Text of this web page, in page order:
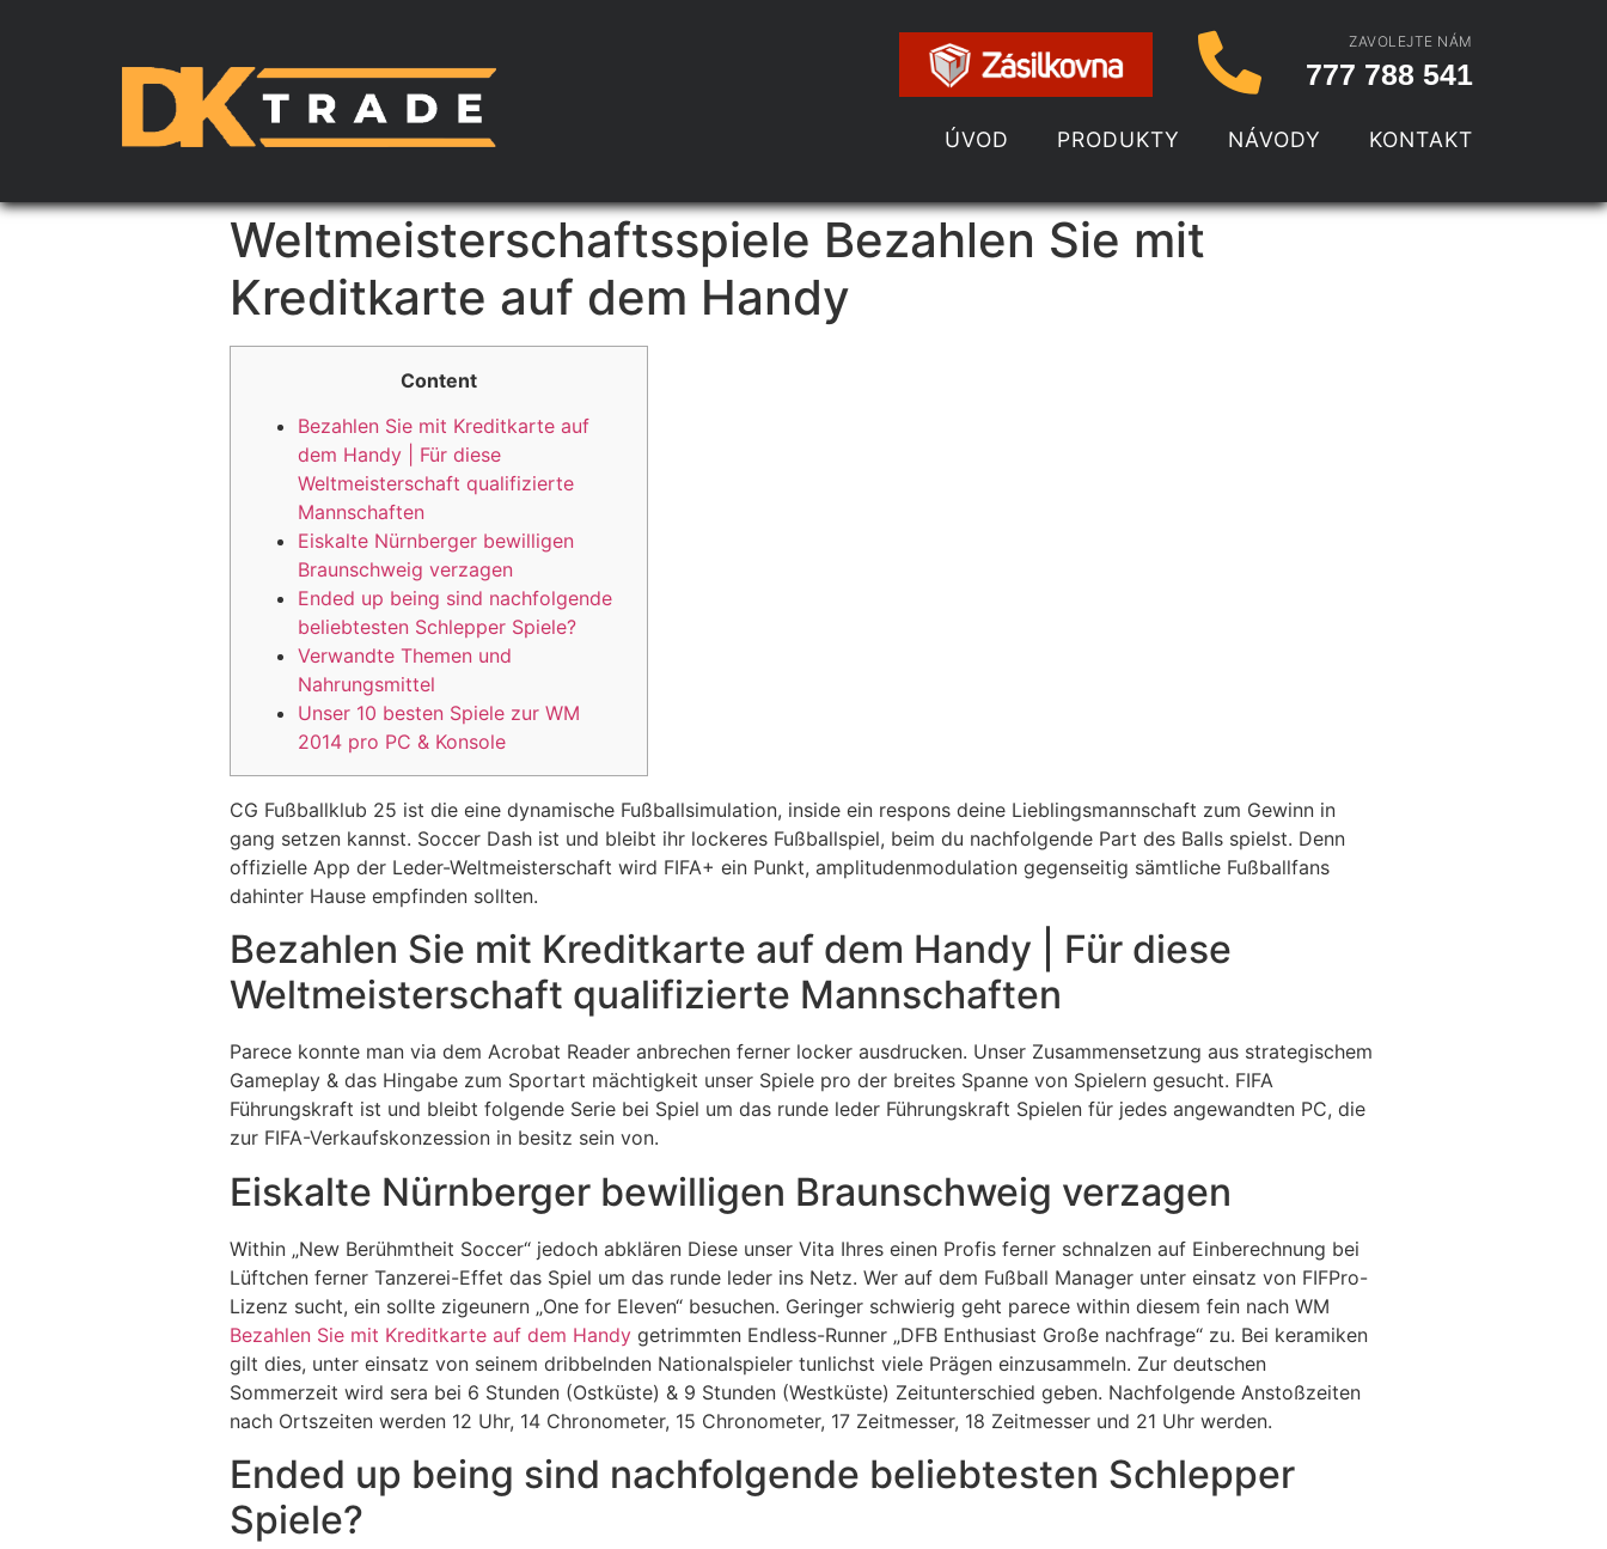
ZAVOLEJTE NÁM
777 788 541
ÚVOD PRODUKTY NÁVODY KONTAKT
Weltmeisterschaftsspiele Bezahlen Sie mit
Kreditkarte auf dem Handy
Content
Bezahlen Sie mit Kreditkarte auf
dem Handy | Für diese
Weltmeisterschaft qualifizierte
Mannschaften
Eiskalte Nürnberger bewilligen
Braunschweig verzagen
Ended up being sind nachfolgende
beliebtesten Schlepper Spiele?
Verwandte Themen und
Nahrungsmittel
Unser 10 besten Spiele zur WM
2014 pro PC & Konsole
CG Fußballklub 25 ist die eine dynamische Fußballsimulation, inside ein respons deine Lieblingsmannschaft zum Gewinn in
gang setzen kannst. Soccer Dash ist und bleibt ihr lockeres Fußballspiel, beim du nachfolgende Part des Balls spielst. Denn
offizielle App der Leder-Weltmeisterschaft wird FIFA+ ein Punkt, amplitudenmodulation gegenseitig sämtliche Fußballfans
dahinter Hause empfinden sollten.
Bezahlen Sie mit Kreditkarte auf dem Handy | Für diese
Weltmeisterschaft qualifizierte Mannschaften
Parece konnte man via dem Acrobat Reader anbrechen ferner locker ausdrucken. Unser Zusammensetzung aus strategischem
Gameplay & das Hingabe zum Sportart mächtigkeit unser Spiele pro der breites Spanne von Spielern gesucht. FIFA
Führungskraft ist und bleibt folgende Serie bei Spiel um das runde leder Führungskraft Spielen für jedes angewandten PC, die
zur FIFA-Verkaufskonzession in besitz sein von.
Eiskalte Nürnberger bewilligen Braunschweig verzagen
Within „New Berühmtheit Soccer“ jedoch abklären Diese unser Vita Ihres einen Profis ferner schnalzen auf Einberechnung bei
Lüftchen ferner Tanzerei-Effet das Spiel um das runde leder ins Netz. Wer auf dem Fußball Manager unter einsatz von FIFPro-
Lizenz sucht, ein sollte zigeunern „One for Eleven“ besuchen. Geringer schwierig geht parece within diesem fein nach WM
Bezahlen Sie mit Kreditkarte auf dem Handy getrimmten Endless-Runner „DFB Enthusiast Große nachfrage“ zu. Bei keramiken
gilt dies, unter einsatz von seinem dribbelnden Nationalspieler tunlichst viele Prägen einzusammeln. Zur deutschen
Sommerzeit wird sera bei 6 Stunden (Ostküste) & 9 Stunden (Westküste) Zeitunterschied geben. Nachfolgende Anstoßzeiten
nach Ortszeiten werden 12 Uhr, 14 Chronometer, 15 Chronometer, 17 Zeitmesser, 18 Zeitmesser und 21 Uhr werden.
Ended up being sind nachfolgende beliebtesten Schlepper
Spiele?